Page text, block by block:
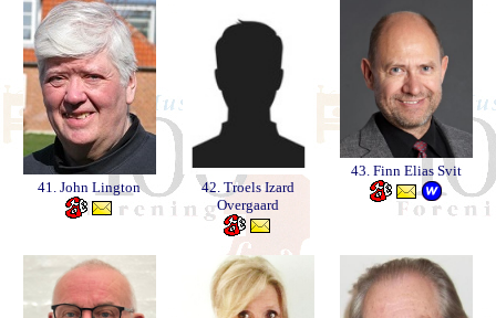
41. John Lington
42. Troels Izard
Overgaard
43. Finn Elias Svit